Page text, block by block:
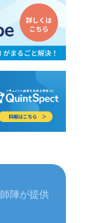
陣が提供